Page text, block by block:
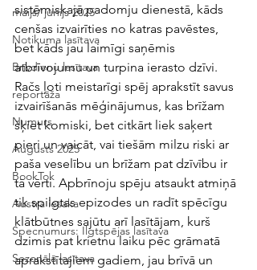
maijs/ jūnijs 2025
Notikuma lasītava
Brīvdienu lasītava
reportāža
Numurs
Augusts 2025
BookTok
Austra iesaka
Specnumurs: Ilgtspējas lasītava
Sezonālā lasītava
sistēmiskajā padomju dienestā, kāds
cenšas izvairīties no katras pavēstes,
bet kāds jau laimīgi saņēmis
atbrīvojumu un turpina ierasto dzīvi.
Račs ļoti meistarīgi spēj aprakstīt savus
izvairīšanās mēģinājumus, kas brīžam
šķiet komiski, bet citkārt liek saķert
pieri un vaicāt, vai tiešām milzu riski ar
paša veselību un brīžam pat dzīvību ir
tā vērti. Apbrīnoju spēju atsaukt atmiņā
tik spilgtas epizodes un radīt spēcīgu
klātbūtnes sajūtu arī lasītājam, kurš
dzimis pat krietnu laiku pēc grāmatā
aprakstītajiem gadiem, jau brīvā un